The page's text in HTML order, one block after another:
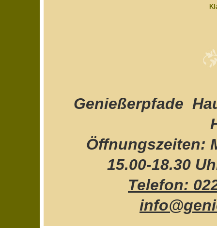
Genießerpfade 
Öffnungszeiten:
15.00-18.30
Telefon: